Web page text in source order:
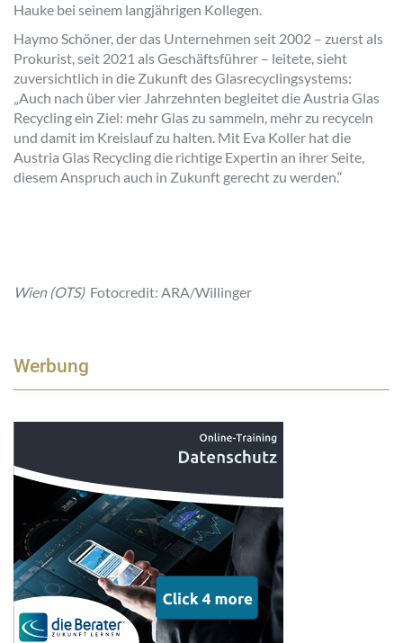
Hauke bei seinem langjährigen Kollegen.
Haymo Schöner, der das Unternehmen seit 2002 – zuerst als
Prokurist, seit 2021 als Geschäftsführer – leitete, sieht
zuversichtlich in die Zukunft des Glasrecyclingsystems:
„Auch nach über vier Jahrzehnten begleitet die Austria Glas
Recycling ein Ziel: mehr Glas zu sammeln, mehr zu recyceln
und damit im Kreislauf zu halten. Mit Eva Koller hat die
Austria Glas Recycling die richtige Expertin an ihrer Seite,
diesem Anspruch auch in Zukunft gerecht zu werden.“
Wien (OTS)Fotocredit: ARA/Willinger
Werbung